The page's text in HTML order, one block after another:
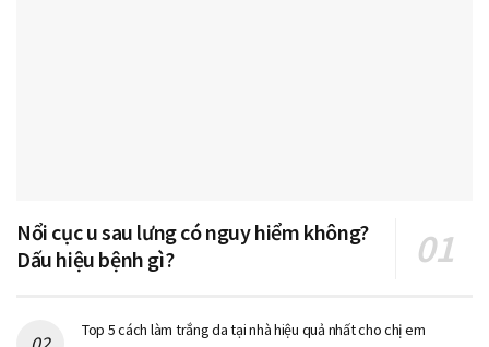
Nổi cục u sau lưng có nguy hiểm không?
Dấu hiệu bệnh gì?
Top 5 cách làm trắng da tại nhà hiệu quả nhất cho chị em